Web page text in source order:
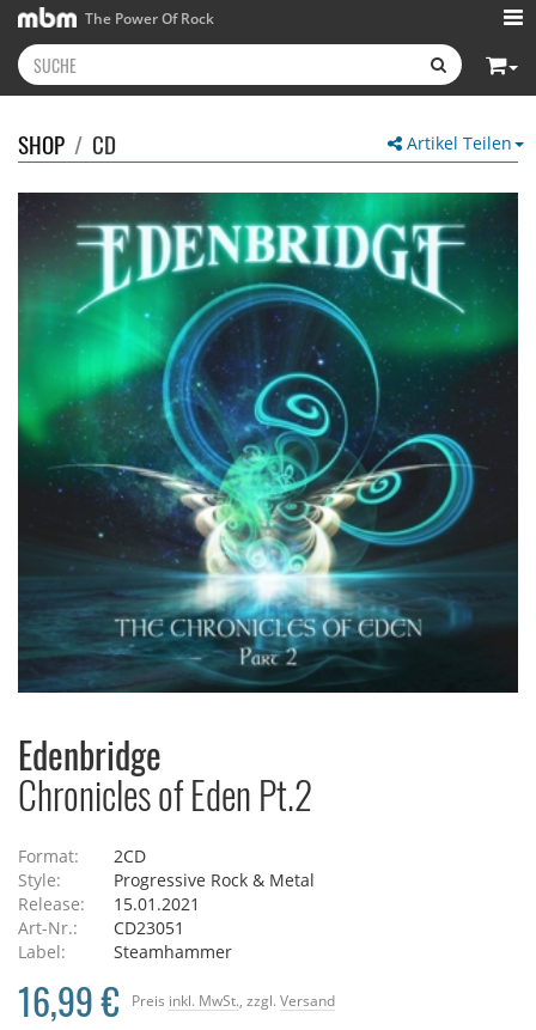
The Power Of Rock
Artikel Teilen
SHOP / CD
Edenbridge
Chronicles of Eden Pt.2
Format:
2CD
Style:
Progressive Rock & Metal
Release:
15.01.2021
Art-Nr.:
CD23051
Label:
Steamhammer
Preis inkl. MwSt. , zzgl. Versand
16,99 €